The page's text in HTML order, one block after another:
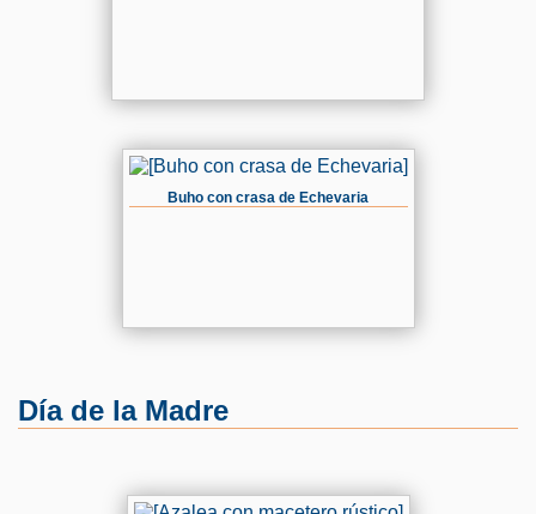
Buho con crasa de Echevaria
Día de la Madre